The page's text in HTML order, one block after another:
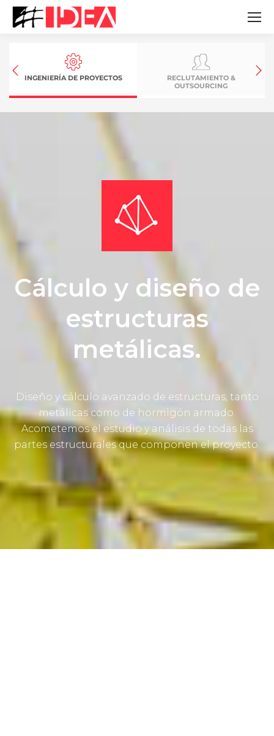
INGENIERÍA DE PROYECTOS
RECLUTAMIENTO &
OUTSOURCING
Cálculo y diseño de
estructuras
metálicas.
Diseño y cálculo avanzado de estructuras, tanto
metálicas como de hormigón armado.
Acometemos el estudio y análisis de todas las
partes estructurales que componen el proyecto.